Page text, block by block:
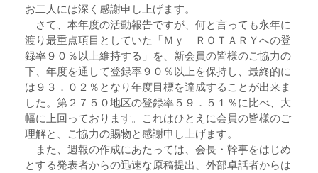
お二人には深く感謝申し上げます。
さて、本年度の活動報告ですが、何と言っても永年に
渡り最重点項目としていた「Ｍｙ ＲＯＴＡＲＹへの登
録率９０％以上維持する」を、新会員の皆様のご協力の
下、年度を通して登録率９０％以上を保持し、最終的に
は９３．０２％となり年度目標を達成することが出来ま
した。第２７５０地区の登録率５９．５１％に比べ、大
幅に上回っております。これはひとえに会員の皆様のご
理解と、ご協力の賜物と感謝申し上げます。
また、週報の作成にあたっては、会長・幹事をはじめ
とする発表者からの迅速な原稿提出、外部卓話者からは